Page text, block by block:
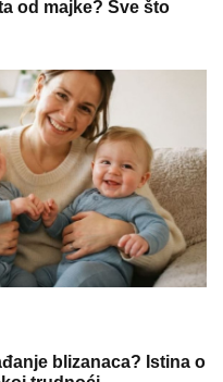
blizanaca? Istina o
trudnoći